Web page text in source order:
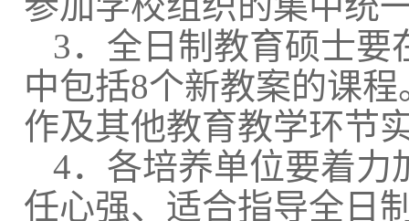
3．全日制教育硕士要
中包括8个新教案的课
作及其他教育教学环节
4． 各培养单位要着力
任心强、适合指导全日